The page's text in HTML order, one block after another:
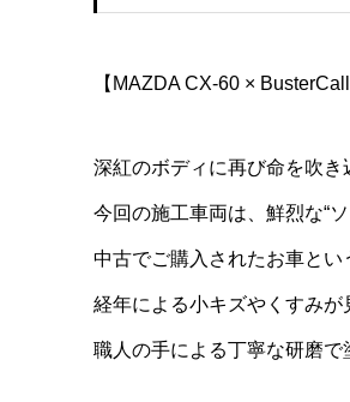
【MAZDA CX-60 ×
深紅のボディに再び命を吹き
今回の施工車両は、鮮烈な“
中古でご購入されたお車とい
経年による小キズやくすみが
職人の手による丁寧な研磨で